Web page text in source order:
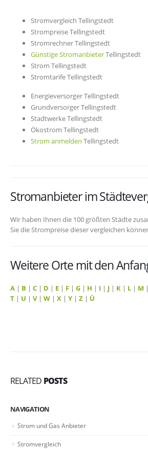
Stromvergleich Tellingstedt
Strompreise Tellingstedt
Stromrechner Tellingstedt
Günstige StromanbieterTellingstedt
Strom Tellingstedt
Stromtarife Tellingstedt
Energieversorger Tellingstedt
Grundversorger Tellingstedt
Stadtwerke Tellingstedt
Ökostrom Tellingstedt
Strom anmelden Tellingstedt
Stromanbieter im
Wir haben Ihnen die 100 größten Städte
Sie die Strompreise dieser vergleichen
Weitere Orte mit den
A | B | C | D | E | F | G | H | I | J | K | L | M |
T | U | V| W | X | Y | Z | Ü
RELATED POSTS
NAVIGATION
Strom und Gas Anbieter
Stromvergleich